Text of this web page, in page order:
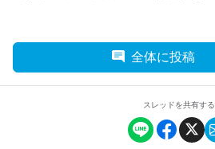
全体に投稿
スレッドを共有する